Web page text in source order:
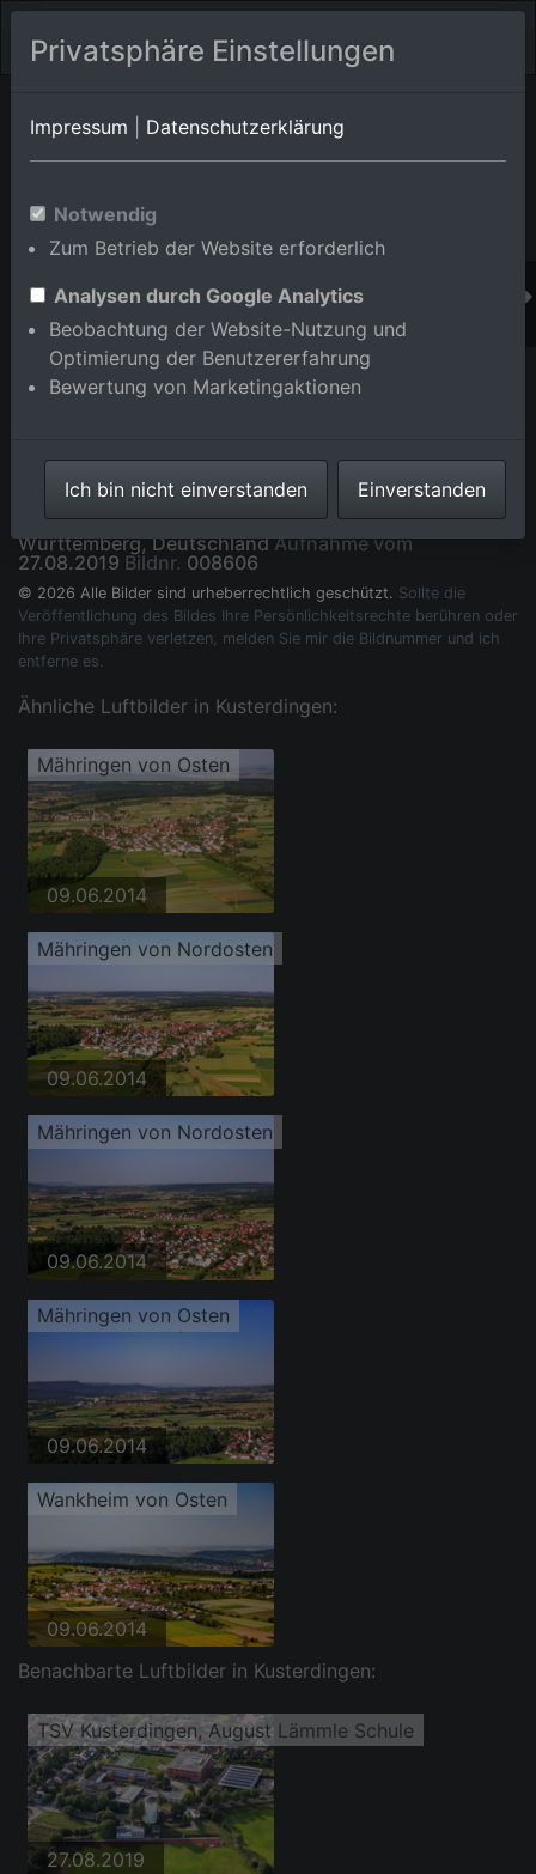
Orts-Album von Kusterdingen
Württemberg,Deutschland
Im Shop bestellen
Kusterdingen von Nordwesten im Bundesland Baden-
Württemberg, DeutschlandAufnahme vom
27.08.2019 Bildnr. 008606
© 2026 Alle Bilder sind urheberrechtlich geschützt. Sollte die
Veröffentlichung des Bildes Ihre Persönlichkeitsrechte berühren oder
Ihre Privatsphäre verletzen, melden Sie mir die Bildnummer und ich
entferne es.
Ähnliche Luftbilder in Kusterdingen:
Mähringen von Osten
09.06.2014
Mähringen von Nordosten
09.06.2014
Mähringen von Nordosten
09.06.2014
Mähringen von Osten
09.06.2014
Wankheim von Osten
09.06.2014
Benachbarte Luftbilder in Kusterdingen:
TSV Kusterdingen, August Lämmle Schule
27.08.2019
Privatsphäre Einstellungen
Impressum Datenschutzerklärung
Notwendig
Zum Betrieb der Website erforderlich
Analysen durch Google Analytics
Beobachtung der Website-Nutzung und
Optimierung der Benutzererfahrung
Bewertung von Marketingaktionen
Ich bin nicht einverstanden Einverstanden